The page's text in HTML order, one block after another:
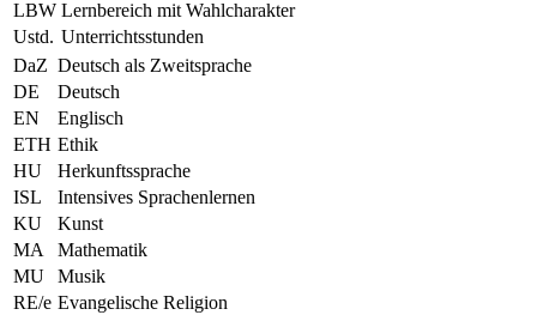
LBW Lernbereich mit Wahlcharakter
Ustd. Unterrichtsstunden
DaZ Deutsch als Zweitsprache
DE
Deutsch
EN
Englisch
ETH Ethik
HU
Herkunftssprache
ISL
Intensives Sprachenlernen
KU
Kunst
MA
Mathematik
MU
Musik
RE/e Evangelische Religion